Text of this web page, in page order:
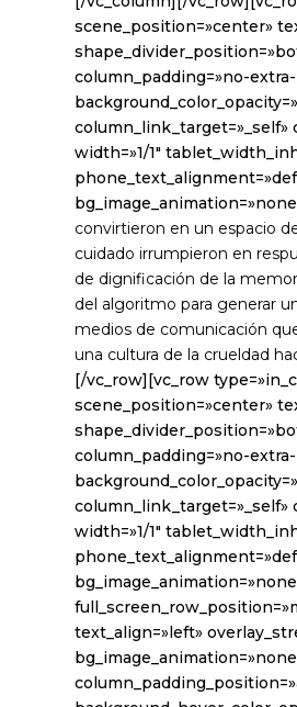
scene_position=»center»
column_padding=»no-
column_link_target=»_self»
width=»1/1″
convirtieron en un espacio
cuidado irrumpieron en
de dignificación de la
del algoritmo para generar
medios de comunicación
una cultura de la crueldad
[/vc_row][vc_row
scene_position=»center»
column_padding=»no-
column_link_target=»_self»
width=»1/1″
text_align=»left»